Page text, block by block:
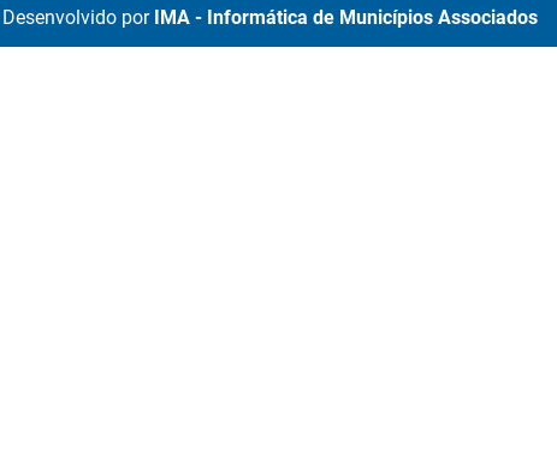
Desenvolvido por IMA - Informática de Municípios Associados